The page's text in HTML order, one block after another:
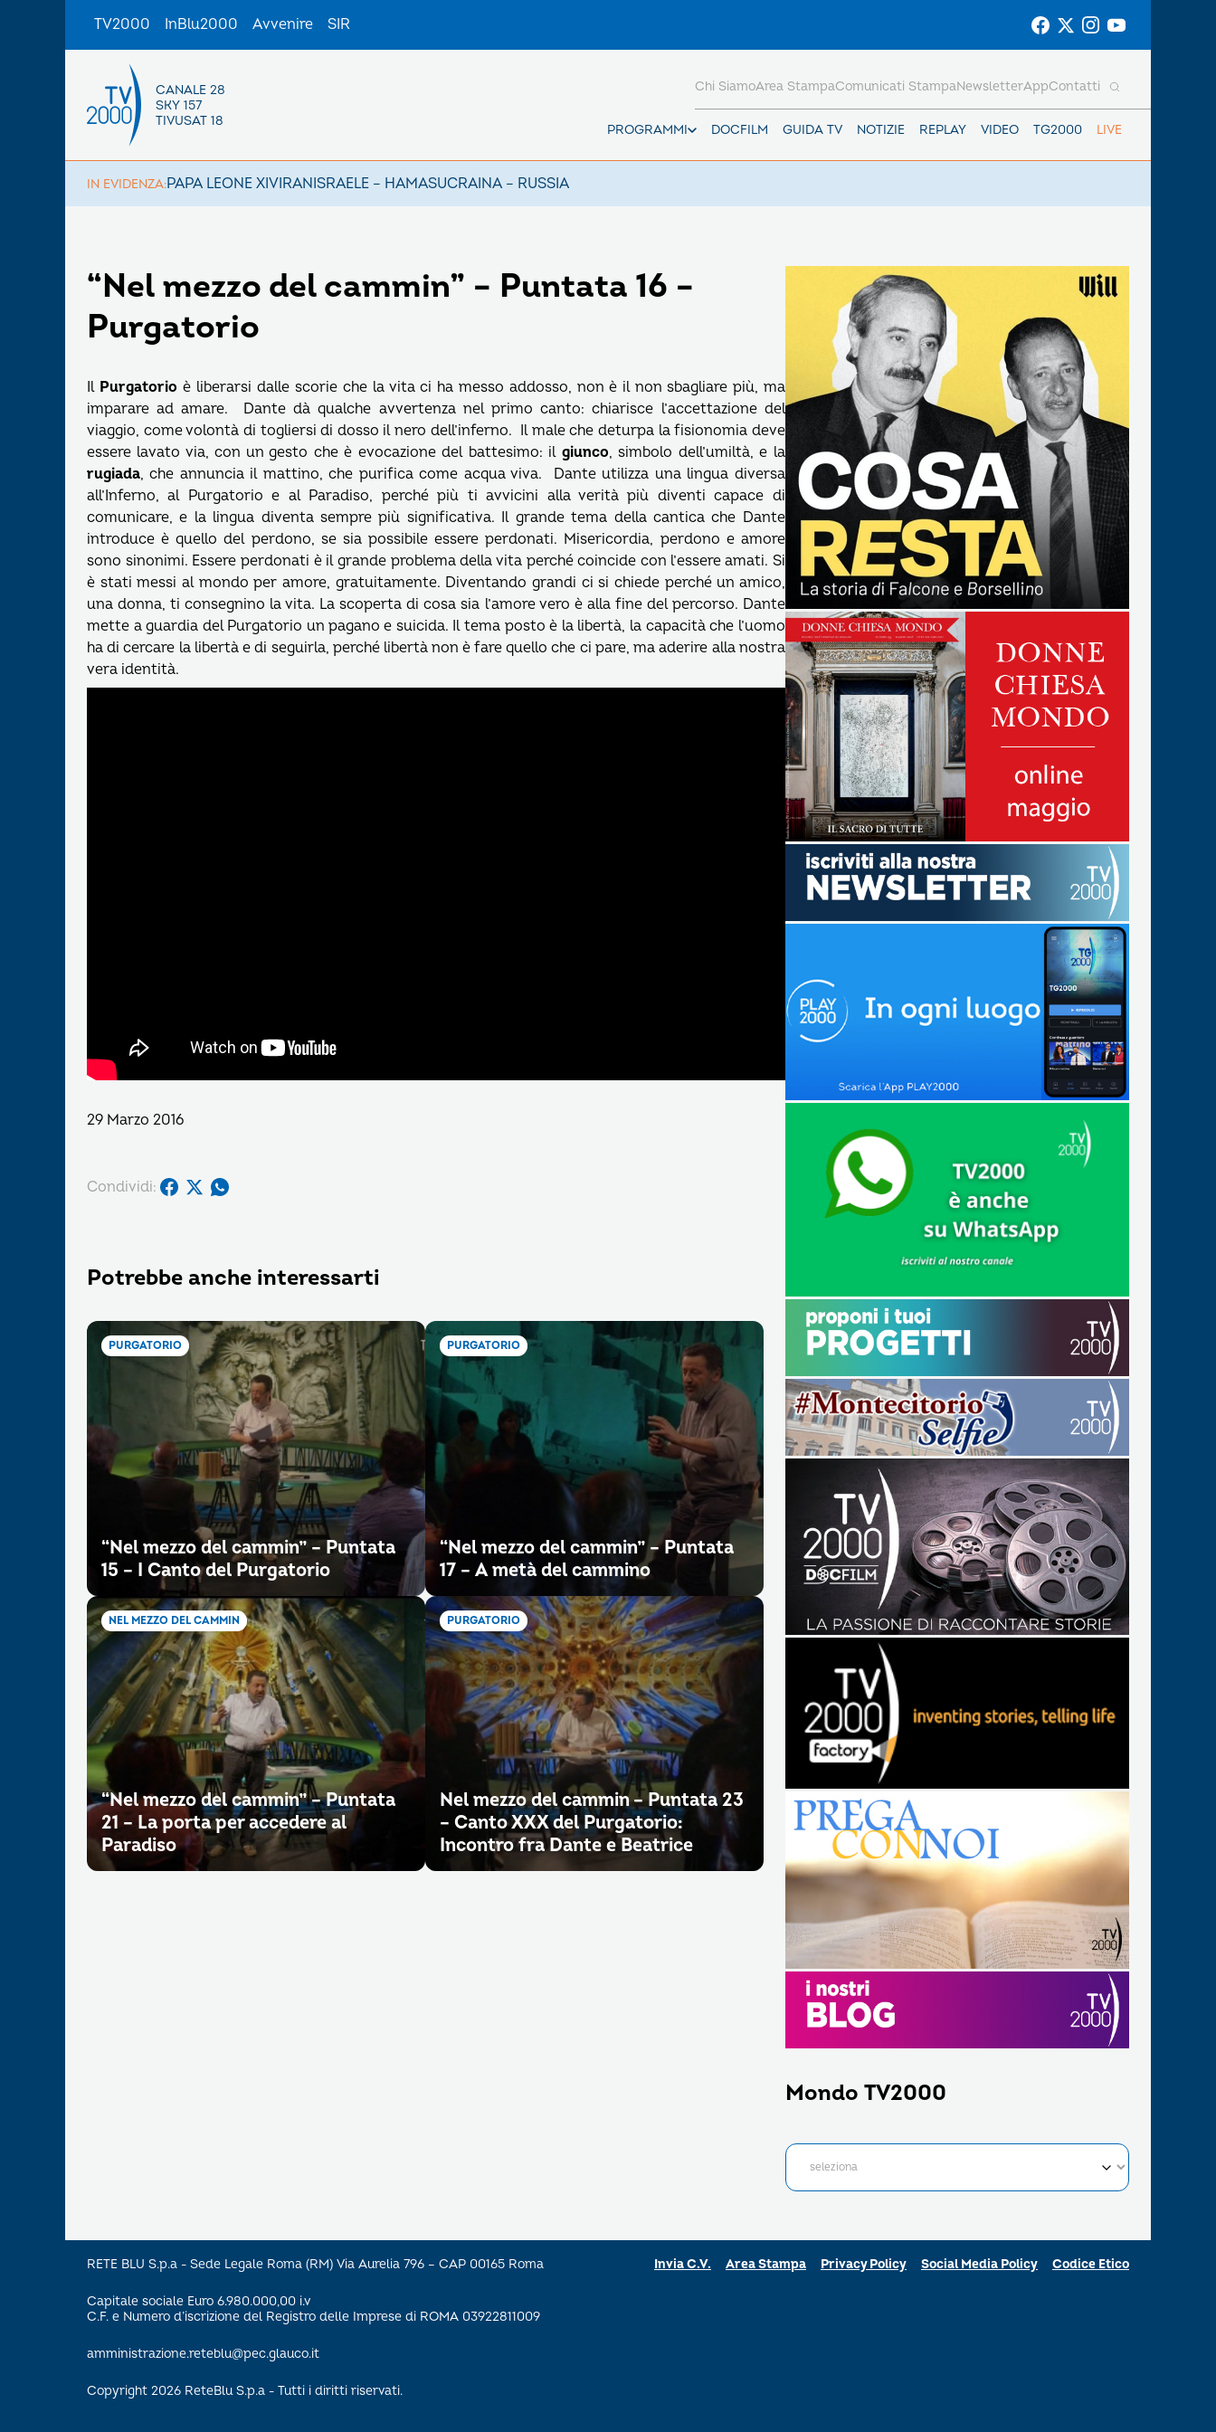
TV2000 InBlu2000 Avvenire SIR
CANALE 28
SKY 157
TIVUSAT 18
PROGRAMMI DOCFILM GUIDA TV NOTIZIE REPLAY VIDEO TG2000 LIVE
Chi SiamoArea StampaComunicati StampaNewsletterAppContatti
IN EVIDENZA:PAPA LEONE XIVIRANISRAELE – HAMASUCRAINA – RUSSIA
“Nel mezzo del cammin” – Puntata 16 –
Purgatorio
Il Purgatorio è liberarsi dalle scorie che la vita ci ha messo addosso, non è il non sbagliare più, ma
imparare ad amare. Dante dà qualche avvertenza nel primo canto: chiarisce l’accettazione del
viaggio, come volontà di togliersi di dosso il nero dell’inferno. Il male che deturpa la fisionomia deve
essere lavato via, con un gesto che è evocazione del battesimo: il giunco, simbolo dell’umiltà, e la
rugiada, che annuncia il mattino, che purifica come acqua viva. Dante utilizza una lingua diversa
all’Inferno, al Purgatorio e al Paradiso, perché più ti avvicini alla verità più diventi capace di
comunicare, e la lingua diventa sempre più significativa. Il grande tema della cantica che Dante
introduce è quello del perdono, se sia possibile essere perdonati. Misericordia, perdono e amore
sono sinonimi. Essere perdonati è il grande problema della vita perché coincide con l’essere amati. Si
è stati messi al mondo per amore, gratuitamente. Diventando grandi ci si chiede perché un amico,
una donna, ti consegnino la vita. La scoperta di cosa sia l’amore vero è alla fine del percorso. Dante
mette a guardia del Purgatorio un pagano e suicida. Il tema posto è la libertà, la capacità che l’uomo
ha di cercare la libertà e di seguirla, perché libertà non è fare quello che ci pare, ma aderire alla nostra
vera identità.
29 Marzo 2016
Condividi:
Potrebbe anche interessarti
PURGATORIO
“Nel mezzo del cammin” – Puntata
15 – I Canto del Purgatorio
PURGATORIO
“Nel mezzo del cammin” – Puntata
17 – A metà del cammino
NEL MEZZO DEL CAMMIN
“Nel mezzo del cammin” – Puntata
21 – La porta per accedere al
Paradiso
PURGATORIO
Nel mezzo del cammin – Puntata 23
– Canto XXX del Purgatorio:
Incontro fra Dante e Beatrice
Mondo TV2000
RETE BLU S.p.a - Sede Legale Roma (RM) Via Aurelia 796 – CAP 00165 Roma
Capitale sociale Euro 6.980.000,00 i.v
C.F. e Numero d’iscrizione del Registro delle Imprese di ROMA 03922811009
amministrazione.reteblu@pec.glauco.it
Copyright 2026 ReteBlu S.p.a - Tutti i diritti riservati.
Invia C.V. Area Stampa Privacy Policy Social Media Policy Codice Etico